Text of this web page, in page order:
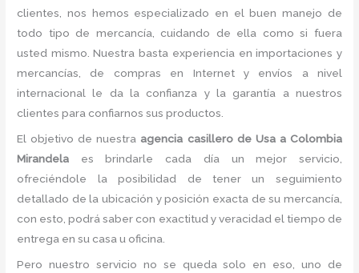
clientes, nos hemos especializado en el buen manejo de
todo tipo de mercancía, cuidando de ella como si fuera
usted mismo. Nuestra basta experiencia en importaciones y
mercancías, de compras en Internet y envíos a nivel
internacional le da la confianza y la garantía a nuestros
clientes para confiarnos sus productos.
El objetivo de nuestra agencia casillero de Usa a Colombia
Mirandela es brindarle cada día un mejor servicio,
ofreciéndole la posibilidad de tener un seguimiento
detallado de la ubicación y posición exacta de su mercancía,
con esto, podrá saber con exactitud y veracidad el tiempo de
entrega en su casa u oficina.
Pero nuestro servicio no se queda solo en eso, uno de